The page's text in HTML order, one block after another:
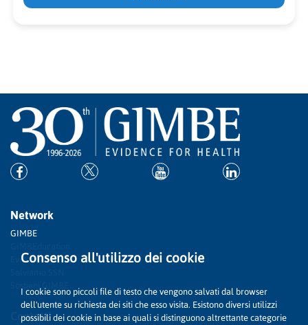
Network
GIMBE
Evidence
Contatti
Consenso all'utilizzo dei cookie
I cookie sono piccoli file di testo che vengono salvati dal browser
dell'utente su richiesta dei siti che esso visita. Esistono diversi utilizzi
possibili dei cookie in base ai quali si distinguono altrettante categorie